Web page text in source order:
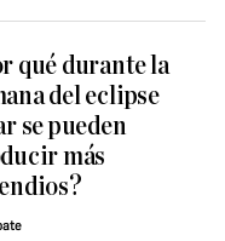
qué durante la
del eclipse
se pueden
más